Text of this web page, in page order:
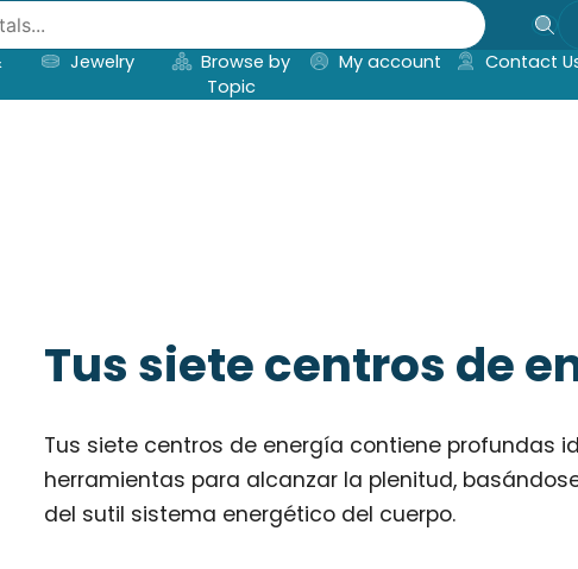
Jewelry
Browse by
Topic
My account Contact
Tus siete centros de
Tus siete centros de energía contiene profundas
herramientas para alcanzar la plenitud,
del sutil sistema energético del cuerpo.